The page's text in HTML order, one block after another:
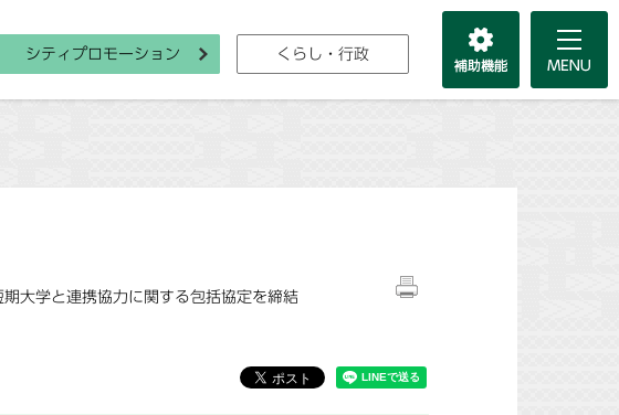
シティプロモーション くらし・行政
大学と連携協力に関する包括協定を締結